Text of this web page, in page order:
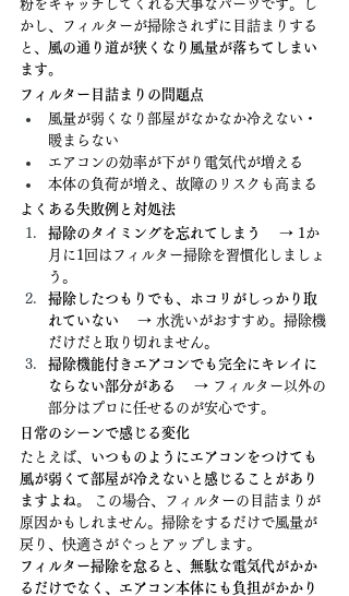
粉をキャッチしてくれる大事なパーツです。し
かし、フィルターが掃除されずに目詰まりする
と、 風の通り道が狭くなり風量が落ちてしまい
ます。
フィルター目詰まりの問題点
風量が弱くなり部屋がなかなか冷えない・
暖まらない
エアコンの効率が下がり電気代が増える
本体の負荷が増え、故障のリスクも高まる
よくある失敗例と対処法
掃除のタイミングを忘れてしまう
→ 1か
月に1回はフィルター掃除を習慣化しましょ
う。
掃除したつもりでも、ホコリがしっかり取
れていない → 水洗いがおすすめ。掃除機
だけだと取り切れません。
掃除機能付きエアコンでも完全にキレイに
ならない部分がある
→ フィルター以外の
部分はプロに任せるのが安心です。
日常のシーンで感じる変化
たとえば、 いつものようにエアコンをつけても
風が弱くて部屋が冷えないと感じることがあり
ますよね。
この場合、フィルターの目詰まりが
原因かもしれません。掃除をするだけで風量が
戻り、快適さがぐっとアップします。
フィルター掃除を怠ると、無駄な電気代がかか
るだけでなく、エアコン本体にも負担がかかり